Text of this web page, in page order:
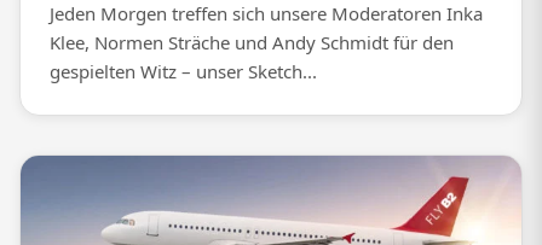
Jeden Morgen treffen sich unsere Moderatoren Inka
Klee, Normen Sträche und Andy Schmidt für den
gespielten Witz – unser Sketch...